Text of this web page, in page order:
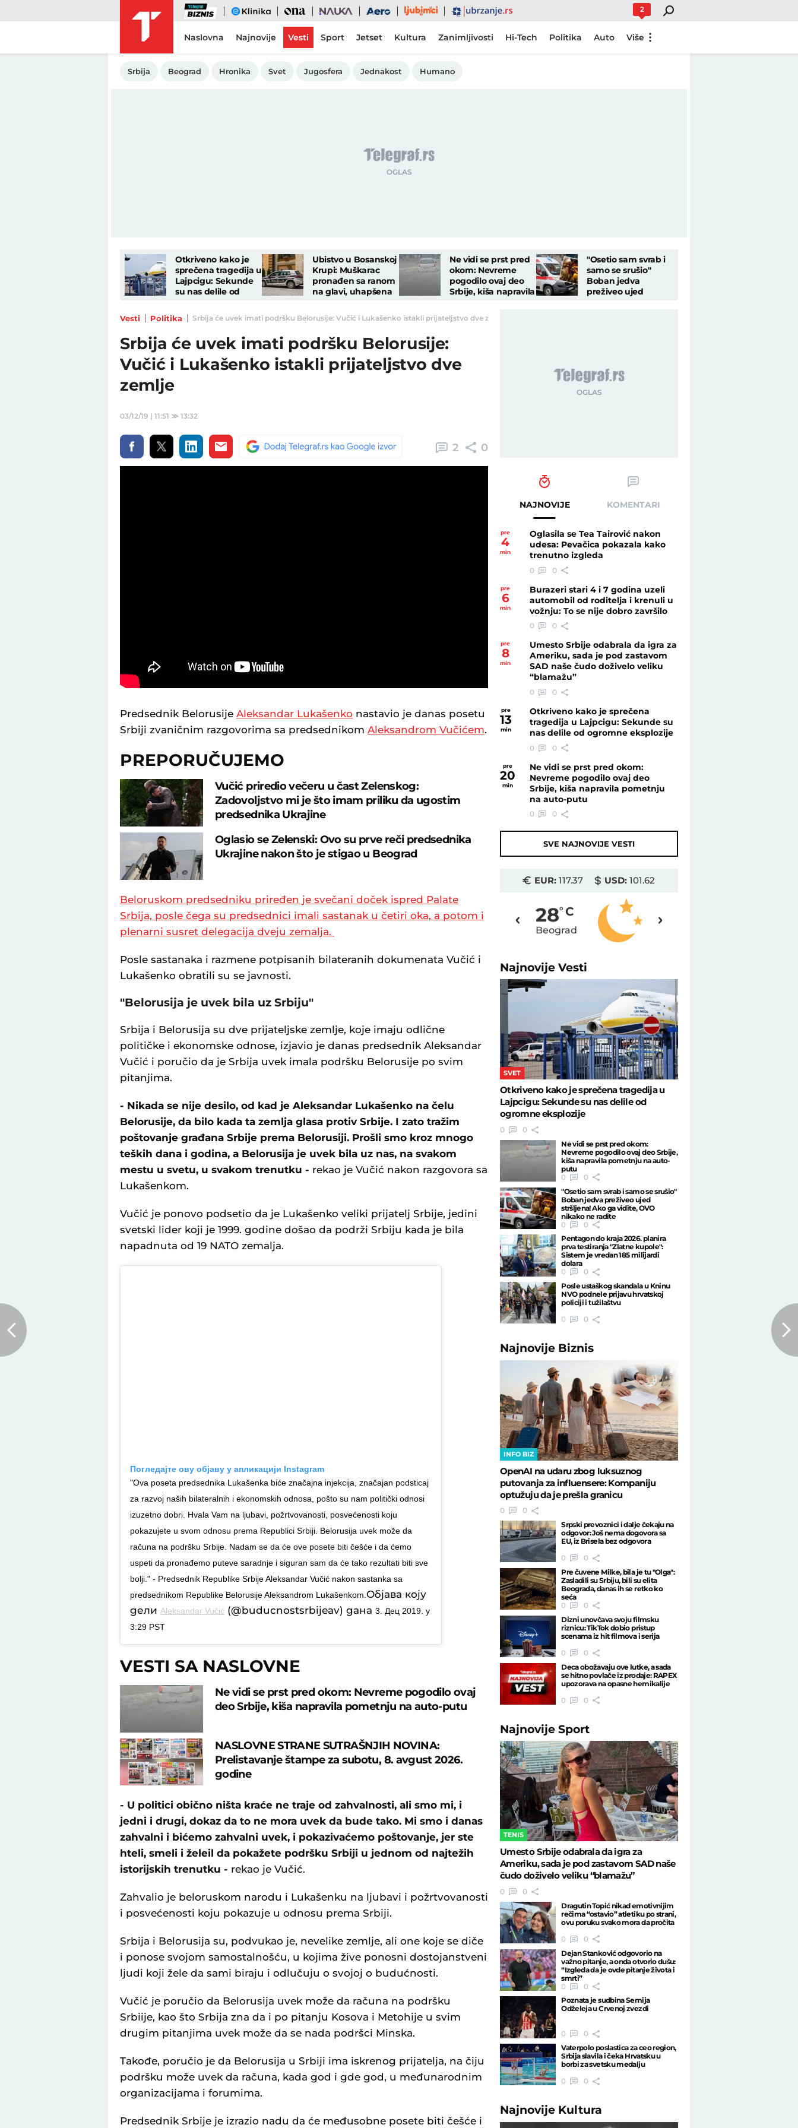
Biznis eKlinika Ona Nauka Aero Ljubimci Ubrzanje 2
Naslovna Najnovije Vesti Sport Jetset Kultura Zanimljivosti Hi-Tech Politika Auto Više
Srbija Beograd Hronika Svet Jugosfera Jednakost Humano
Otkriveno kako je
sprečena tragedija u
Lajpcigu: Sekunde
su nas delile od
Ubistvo u Bosanskoj
Krupi: Muškarac
pronađen sa ranom
na glavi, uhapšena
Ne vidi se prst pred
okom: Nevreme
pogodilo ovaj deo
Srbije, kiša napravila
putu
"Osetio sam svrab i
samo se srušio"
Boban jedva
preživeo ujed
Vesti Politika Srbija će uvek imati podršku Belorusije: Vučić i Lukašenko istakli prijateljstvo dve zemlje - Telegraf.rs
Srbija će uvek imati podršku Belorusije:
Vučić i Lukašenko istakli prijateljstvo dve
zemlje
03/12/19 | 11:51 ≫ 13:32
2 0
Predsednik Belorusije Aleksandar Lukašenko nastavio je danas posetu
Srbiji zvaničnim razgovorima sa predsednikom Aleksandrom Vučićem.
PREPORUČUJEMO
Vučić priredio večeru u čast Zelenskog:
Zadovoljstvo mi je što imam priliku da ugostim
predsednika Ukrajine
Oglasio se Zelenski: Ovo su prve reči predsednika
Ukrajine nakon što je stigao u Beograd
Beloruskom predsedniku priređen je svečani doček ispred Palate
Srbija, posle čega su predsednici imali sastanak u četiri oka, a potom i
plenarni susret delegacija dveju zemalja.
Posle sastanaka i razmene potpisanih bilateranih dokumenata Vučić i
Lukašenko obratili su se javnosti.
"Belorusija je uvek bila uz Srbiju"
Srbija i Belorusija su dve prijateljske zemlje, koje imaju odlične
političke i ekonomske odnose, izjavio je danas predsednik Aleksandar
Vučić i poručio da je Srbija uvek imala podršku Belorusije po svim
pitanjima.
- Nikada se nije desilo, od kad je Aleksandar Lukašenko na čelu
Belorusije, da bilo kada ta zemlja glasa protiv Srbije. I zato tražim
poštovanje građana Srbije prema Belorusiji. Prošli smo kroz mnogo
teških dana i godina, a Belorusija je uvek bila uz nas, na svakom
mestu u svetu, u svakom trenutku - rekao je Vučić nakon razgovora sa
Lukašenkom.
Vučić je ponovo podsetio da je Lukašenko veliki prijatelj Srbije, jedini
svetski lider koji je 1999. godine došao da podrži Srbiju kada je bila
napadnuta od 19 NATO zemalja.
Погледајте ову објаву у апликацији Instagram
"Ova poseta predsednika Lukašenka biće značajna injekcija, značajan podsticaj
za razvoj naših bilateralnih i ekonomskih odnosa, pošto su nam politički odnosi
izuzetno dobri. Hvala Vam na ljubavi, požrtvovanosti, posvećenosti koju
pokazujete u svom odnosu prema Republici Srbiji. Belorusija uvek može da
računa na podršku Srbije. Nadam se da će ove posete biti češće i da ćemo
uspeti da pronađemo puteve saradnje i siguran sam da će tako rezultati biti sve
bolji." - Predsednik Republike Srbije Aleksandar Vučić nakon sastanka sa
predsednikom Republike Belorusije Aleksandrom Lukašenkom. Објава коју
дели Aleksandar Vučić (@buducnostsrbijeav) дана 3. Дец 2019. у
3:29 PST
VESTI SA NASLOVNE
Ne vidi se prst pred okom: Nevreme pogodilo ovaj
deo Srbije, kiša napravila pometnju na auto-putu
NASLOVNE STRANE SUTRAŠNJIH NOVINA:
Prelistavanje štampe za subotu, 8. avgust 2026.
godine
- U politici obično ništa kraće ne traje od zahvalnosti, ali smo mi, i
jedni i drugi, dokaz da to ne mora uvek da bude tako. Mi smo i danas
zahvalni i bićemo zahvalni uvek, i pokazivaćemo poštovanje, jer ste
hteli, smeli i želeil da pokažete podršku Srbiji u jednom od najtežih
istorijskih trenutku - rekao je Vučić.
Zahvalio je beloruskom narodu i Lukašenku na ljubavi i požrtvovanosti
i posvećenosti koju pokazuje u odnosu prema Srbiji.
Srbija i Belorusija su, podvukao je, nevelike zemlje, ali one koje se diče
i ponose svojom samostalnošću, u kojima žive ponosni dostojanstveni
ljudi koji žele da sami biraju i odlučuju o svojoj o budućnosti.
Vučić je poručio da Belorusija uvek može da računa na podršku
Srbiije, kao što Srbija zna da i po pitanju Kosova i Metohije u svim
drugim pitanjima uvek može da se nada podršci Minska.
Takođe, poručio je da Belorusija u Srbiji ima iskrenog prijatelja, na čiju
podršku može uvek da računa, kada god i gde god, u međunarodnim
organizacijama i forumima.
Predsednik Srbije je izrazio nadu da će međusobne posete biti češće i
NAJNOVIJE KOMENTARI
pre
4
min
Oglasila se Tea Tairović nakon
udesa: Pevačica pokazala kako
trenutno izgleda
0 0
pre
6
min
Burazeri stari 4 i 7 godina uzeli
automobil od roditelja i krenuli u
vožnju: To se nije dobro završilo
0 0
pre
8
min
Umesto Srbije odabrala da igra za
Ameriku, sada je pod zastavom
SAD naše čudo doživelo veliku
“blamažu”
0 0
pre
13
min
Otkriveno kako je sprečena
tragedija u Lajpcigu: Sekunde su
nas delile od ogromne eksplozije
0 0
pre
20
min
Ne vidi se prst pred okom:
Nevreme pogodilo ovaj deo
Srbije, kiša napravila pometnju
na auto-putu
0 0
SVE NAJNOVIJE VESTI
EUR:117.37 USD: 101.62
23 C 28o C
Beograd
NajnovijeVesti
SVET
Otkriveno kako je sprečena tragedija u
Lajpcigu: Sekunde su nas delile od
ogromne eksplozije
0
0
Ne vidi se prst pred okom:
Nevreme pogodilo ovaj deo Srbije,
kiša napravila pometnju na auto-
putu
0
0
"Osetio sam svrab i samo se srušio"
Boban jedva preživeo ujed
stršljena! Ako ga vidite, OVO
nikako ne radite
0
0
Pentagon do kraja 2026. planira
prva testiranja "Zlatne kupole":
Sistem je vredan 185 milijardi
dolara
0
0
Posle ustaškog skandala u Kninu
NVO podnele prijavu hrvatskoj
policiji i tužilaštvu
0
0
Najnovije Biznis
INFO BIZ
OpenAI na udaru zbog luksuznog
putovanja za influensere: Kompaniju
optužuju da je prešla granicu
0
0
Srpski prevoznici i dalje čekaju na
odgovor: Još nema dogovora sa
EU, iz Brisela bez odgovora
0
0
Pre čuvene Milke, bila je tu "Olga":
Zasladili su Srbiju, bili su elita
Beograda, danas ih se retko ko
seća
0
0
Dizni unovčava svoju filmsku
riznicu: TikTok dobio pristup
scenama iz hit filmova i serija
0
0
Deca obožavaju ove lutke, a sada
se hitno povlače iz prodaje: RAPEX
upozorava na opasne hemikalije
0
0
NajnovijeSport
TENIS
Umesto Srbije odabrala da igra za
Ameriku, sada je pod zastavom SAD naše
čudo doživelo veliku “blamažu”
0
0
Dragutin Topić nikad emotivnijim
rečima “ostavio” atletiku po strani,
ovu poruku svako mora da pročita
0
0
Dejan Stanković odgovorio na
važno pitanje, a onda otvorio dušu:
“Izgleda da je ovde pitanje života i
smrti”
0
0
Poznata je sudbina Semija
Odželeja u Crvenoj zvezdi
0
0
Vaterpolo poslastica za ceo region,
Srbija slavila i čeka Hrvatsku u
borbi za svetsku medalju
0
0
Najnovije Kultura